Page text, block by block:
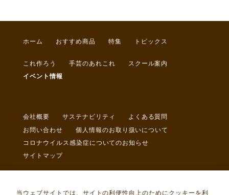
当ウェブサイトでは、サイトの利便性向上のためにクッキーを利
ホーム おすすめ商品 特集 トピックス
これ作ろう 手芸のあれこれ
スクール案内
イベント情報
会社概要 サステナビリティ
よくある質問
お問い合わせ
個人情報のお取り扱いについて
コロナウイルス感染症についてのお知らせ
サイトマップ